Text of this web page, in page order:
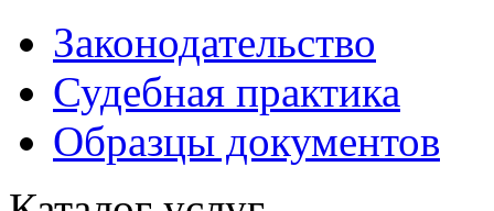
Законодательство
Судебная практика
Образцы документов